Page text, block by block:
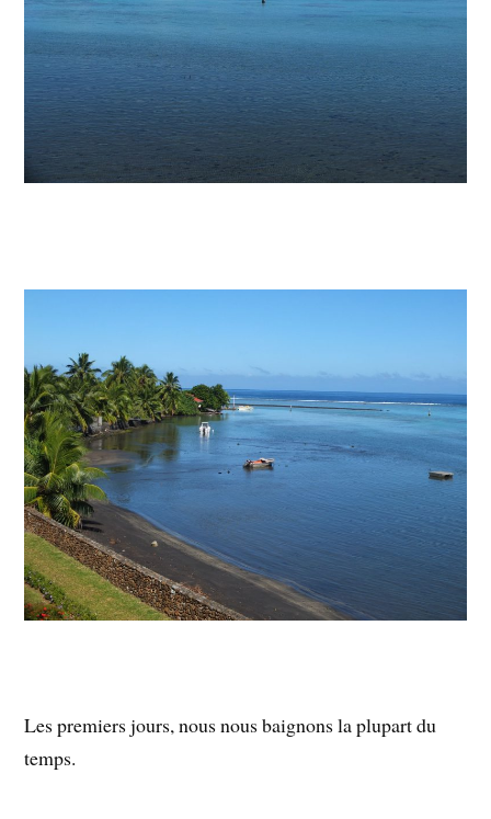
Les premiers jours, nous nous baignons la plupart du
temps.